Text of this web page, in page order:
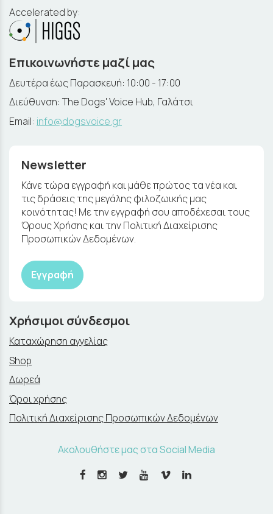
Accelerated by:
Επικοινωνήστε μαζί μας
Δευτέρα έως Παρασκευή: 10:00 - 17:00
Διεύθυνση: The Dogs' Voice Hub, Γαλάτσι
Email: info@dogsvoice.gr
Newsletter
Κάνε τώρα εγγραφή και μάθε πρώτος τα νέα και
τις δράσεις της μεγάλης φιλοζωικής μας
κοινότητας! Με την εγγραφή σου αποδέχεσαι τους
Όρους Χρήσης και την Πολιτική Διαχείρισης
Προσωπικών Δεδομένων.
Εγγραφή
Χρήσιμοι σύνδεσμοι
Καταχώρηση αγγελίας
Shop
Δωρεά
Όροι χρήσης
Πολιτική Διαχείρισης Προσωπικών Δεδομένων
Ακολουθήστε μας στα Social Media